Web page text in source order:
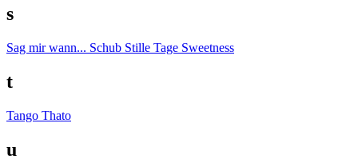
s
Sag mir wann... Schub Stille Tage Sweetness
t
Tango Thato
u